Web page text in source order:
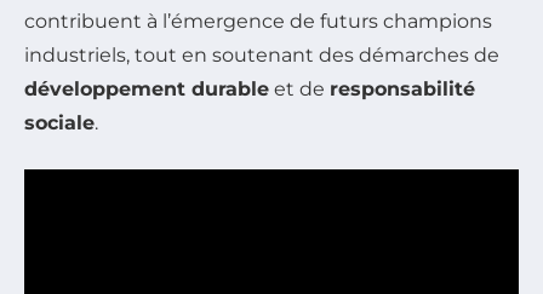
contribuent à l’émergence de futurs champions
industriels, tout en soutenant des démarches de
développement durable et de responsabilité
sociale.